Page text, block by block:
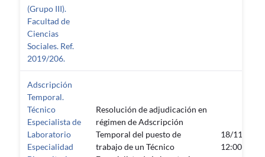
(Grupo III).
Facultad de
Ciencias
Sociales. Ref.
2019/206.
Adscripción
Temporal.
Técnico
Especialista de
Laboratorio
Especialidad
Resolución de adjudicación en
régimen de Adscripción
Temporal del puesto de
trabajo de un Técnico
18/11/2019
12:00:51